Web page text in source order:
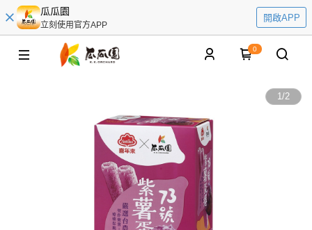
瓜瓜園
立刻使用官方APP
開啟APP
0
1/2